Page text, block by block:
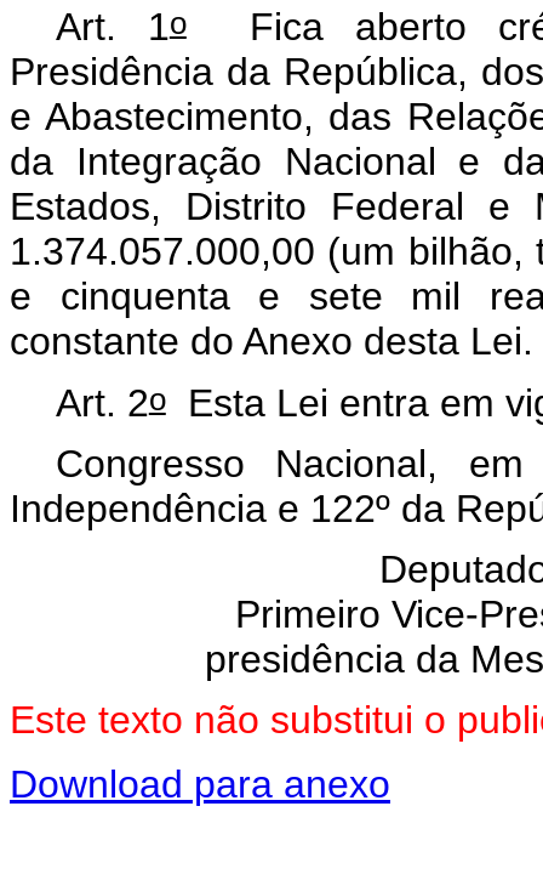
Art. 1oFica aberto
Presidência da República,
e Abastecimento, das
da Integração Nacional e
Estados, Distrito Federal
1.374.057.000,00 (um
e cinquenta e sete mil
constante do Anexo desta Lei.
Art. 2oEsta Lei entra em
Congresso Nacional,
Independência e 122º da
Primeiro Vice-
presidência da
Este texto não substitui o
Download para anexo